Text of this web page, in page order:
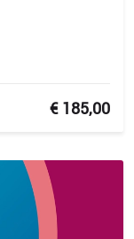
€ 185,00